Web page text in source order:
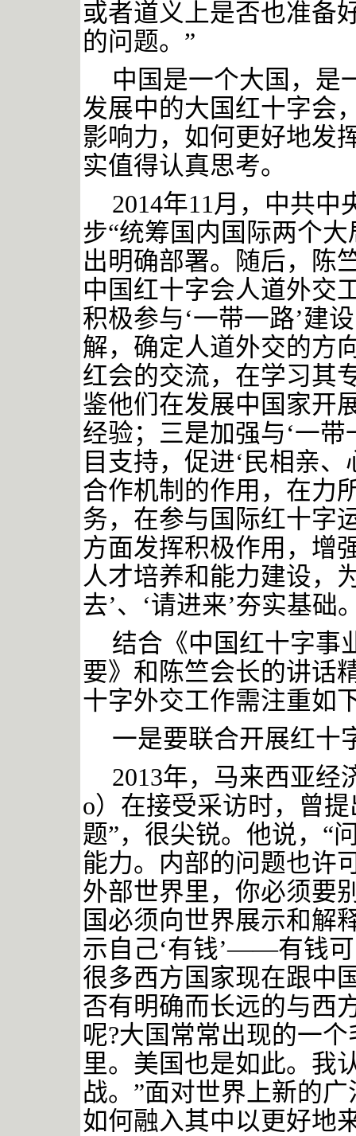
或者道义上是否也准备
的问题。”
中国是一个大国，是
发展中的大国红十字会
影响力，如何更好地发
实值得认真思考。
2014年11月，中共
步“统筹国内国际两个
出明确部署。随后，陈
中国红十字会人道外交
积极参与‘一带一路’建
解，确定人道外交的方
红会的交流，在学习其
鉴他们在发展中国家开
经验；三是加强与‘一
目支持，促进‘民相亲
合作机制的作用，在力
务，在参与国际红十字
方面发挥积极作用，增
人才培养和能力建设，
去’、‘请进来’夯实基础
结合《中国红十字事
要》和陈竺会长的讲话
十字外交工作需注重如
一是要联合开展红十
2013年，马来西亚经
o）在接受采访时，曾
题”，很尖锐。他说，“
能力。内部的问题也许
外部世界里，你必须要
国必须向世界展示和解
示自己‘有钱’——有钱
很多西方国家现在跟中
否有明确而长远的与西
呢?大国常常出现的一
里。美国也是如此。我
战。”面对世界上新的
如何融入其中以更好地